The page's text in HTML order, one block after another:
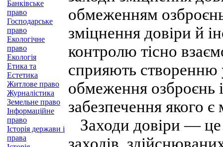
Банківське
право
Господарське
право
Екологічне
право
Екологія
Етика та
Естетика
Житлове право
Журналістика
Земельне право
Інформаційне
право
Історія держави і
права
обмеженням
зміцнення довіри й
контролю тісно
сприяють створенню
обмеження озброєнь
забезпечення якого
Заходи довіри — це